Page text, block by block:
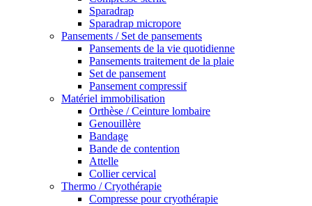
Sparadrap
Sparadrap micropore
Pansements / Set de pansements
Pansements de la vie quotidienne
Pansements traitement de la plaie
Set de pansement
Pansement compressif
Matériel immobilisation
Orthèse / Ceinture lombaire
Genouillère
Bandage
Bande de contention
Attelle
Collier cervical
Thermo / Cryothérapie
Compresse pour cryothérapie